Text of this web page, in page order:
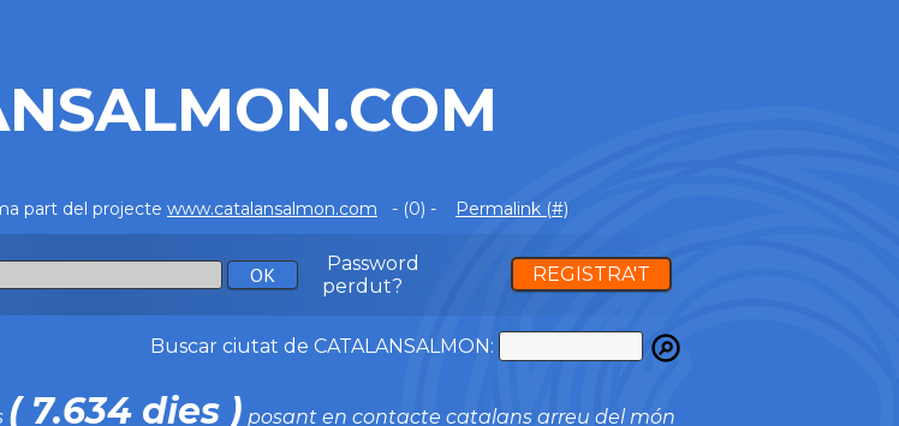
part del projecte www.catalansalmon.com - (0) - Permalink (#)
Password
perdut?
REGISTRA'T
Buscar ciutat de CATALANSALMON:
( 7.634 dies ) posant en contacte catalans arreu del món